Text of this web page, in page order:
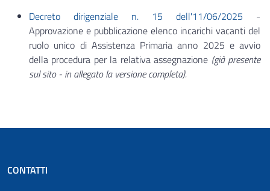
Decreto dirigenziale n. 15 dell'11/06/2025 -
Approvazione e pubblicazione elenco incarichi vacanti del
ruolo unico di Assistenza Primaria anno 2025 e avvio
della procedura per la relativa assegnazione (già presente
sul sito - in allegato la versione completa).
CONTATTI